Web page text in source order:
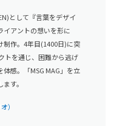
として『言葉をデザイ
イアントの想いを形に
制作。4年目(1400日)に突
トを通じ、困難から逃げ
感。「MSG MAG」を立
す。
）